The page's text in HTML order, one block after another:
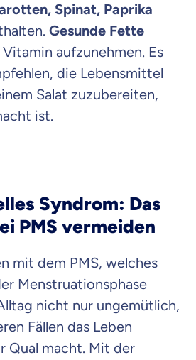
Spinat, Paprika
Gesunde Fette
aufzunehmen. Es
die Lebensmittel
Salat zuzubereiten,
ist.
Syndrom: Das
PMS vermeiden
mit dem PMS, welches
Menstruationsphase
nicht nur ungemütlich,
Fällen das Leben
Qual macht. Mit der